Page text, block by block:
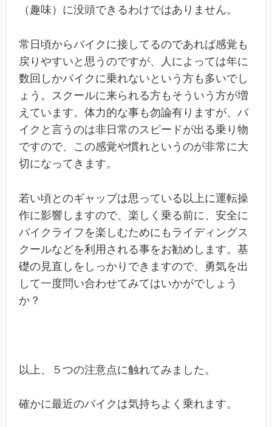
（趣味）に没頭できるわけではありません。
常日頃からバイクに接してるのであれば感覚も
戻りやすいと思うのですが、人によっては年に
数回しかバイクに乗れないという方も多いでし
ょう。スクールに来られる方もそういう方が増
えています。体力的な事も勿論有りますが、バ
イクと言うのは非日常のスピードが出る乗り物
ですので、この感覚や慣れというのが非常に大
切になってきます。
若い頃とのギャップは思っている以上に運転操
作に影響しますので、楽しく乗る前に、安全に
バイクライフを楽しむためにもライディングス
クールなどを利用される事をお勧めします。基
礎の見直しをしっかりできますので、勇気を出
して一度問い合わせてみてはいかがでしょう
か？
以上、５つの注意点に触れてみました。
確かに最近のバイクは気持ちよく乗れます。